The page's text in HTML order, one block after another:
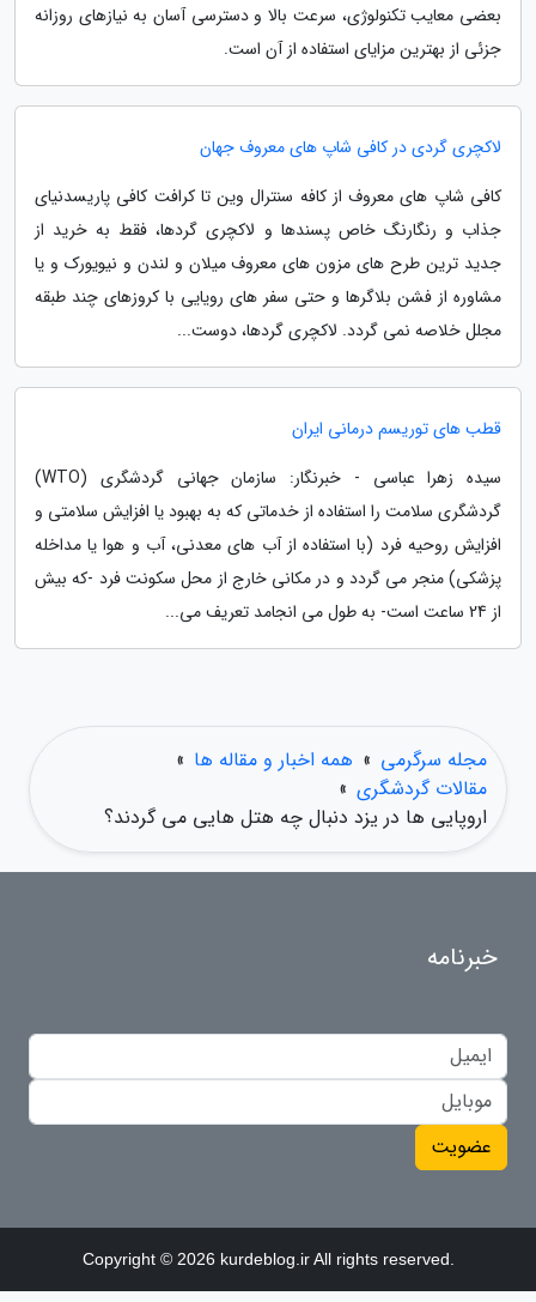
بعضی معایب تکنولوژی، سرعت بالا و دسترسی آسان به نیازهای روزانه
جزئی از بهترین مزایای استفاده از آن است.
لاکچری گردی در کافی شاپ های معروف جهان
کافی شاپ های معروف از کافه سنترال وین تا کرافت کافی پاریسدنیای
جذاب و رنگارنگ خاص پسندها و لاکچری گردها، فقط به خرید از
جدید ترین طرح های مزون های معروف میلان و لندن و نیویورک و یا
مشاوره از فشن بلاگرها و حتی سفر های رویایی با کروزهای چند طبقه
مجلل خلاصه نمی گردد. لاکچری گردها، دوست...
قطب های توریسم درمانی ایران
سیده زهرا عباسی - خبرنگار: سازمان جهانی گردشگری (WTO)
گردشگری سلامت را استفاده از خدماتی که به بهبود یا افزایش سلامتی و
افزایش روحیه فرد (با استفاده از آب های معدنی، آب و هوا یا مداخله
پزشکی) منجر می گردد و در مکانی خارج از محل سکونت فرد -که بیش
از 24 ساعت است- به طول می انجامد تعریف می...
مجله سرگرمی » همه اخبار و مقاله ها »
مقالات گردشگری »
اروپایی ها در یزد دنبال چه هتل هایی می گردند؟
خبرنامه
عضویت
Copyright © 2026 kurdeblog.ir All rights reserved.